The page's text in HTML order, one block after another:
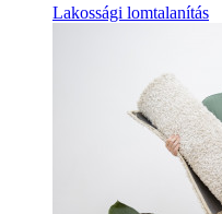
Lakossági lomtalanítás